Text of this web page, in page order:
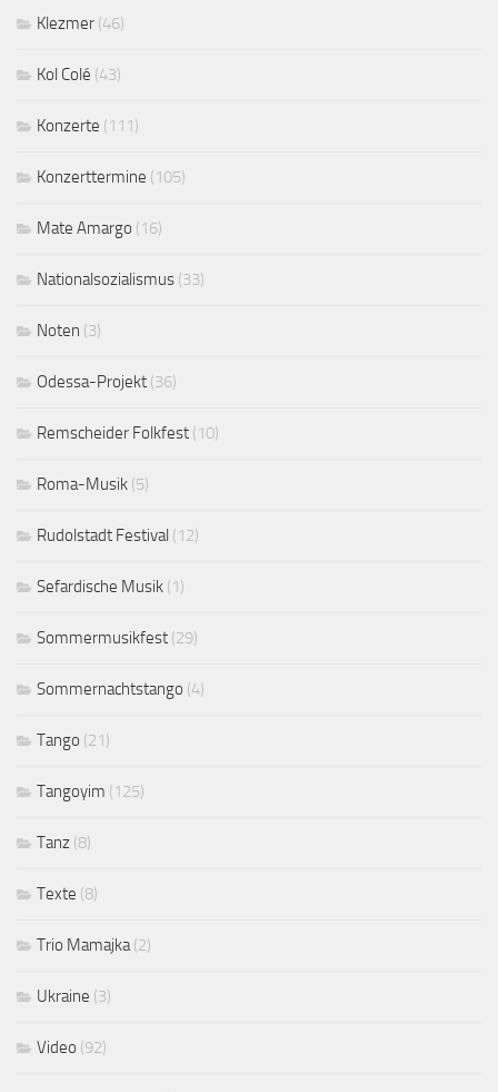
Klezmer (46)
Kol Colé (43)
Konzerte (111)
Konzerttermine (105)
Mate Amargo (16)
Nationalsozialismus (33)
Noten (3)
Odessa-Projekt (36)
Remscheider Folkfest (10)
Roma-Musik (5)
Rudolstadt Festival (12)
Sefardische Musik (1)
Sommermusikfest (29)
Sommernachtstango (4)
Tango (21)
Tangoyim (125)
Tanz (8)
Texte (8)
Trio Mamajka(2)
Ukraine (3)
Video (92)